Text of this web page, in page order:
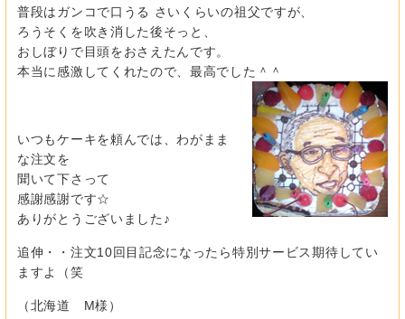
普段はガンコで口うる さいくらいの祖父ですが、
ろうそくを吹き消した後そっと、
おしぼりで目頭をおさえたんです。
本当に感激してくれたので、最高でした＾＾
いつもケーキを頼んでは、わがまま
な注文を
聞いて下さって
感謝感謝です☆
ありがとうございました♪
追伸・・注文10回目記念になったら特別サービス期待してい
ますよ（笑
（北海道 M様）